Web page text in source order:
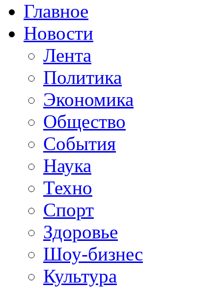
Главное
Новости
Лента
Политика
Экономика
Общество
События
Наука
Техно
Спорт
Здоровье
Шоу-бизнес
Культура